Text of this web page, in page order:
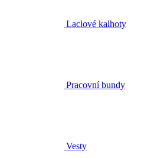
Laclové kalhoty
Pracovní bundy
Vesty